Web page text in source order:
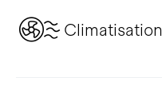
Climatisation